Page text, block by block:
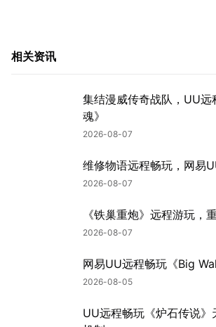
相关资讯
集结漫威传奇战队，UU远
魂》
2026-08-07
维修物语远程畅玩，网易
2026-08-07
《铁巢重炮》远程游玩，
2026-08-07
网易UU远程畅玩《Big
2026-08-05
UU远程畅玩《炉石传说